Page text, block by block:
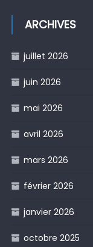
ARCHIVES
juillet 2026
juin 2026
mai 2026
avril 2026
mars 2026
février 2026
janvier 2026
octobre 2025